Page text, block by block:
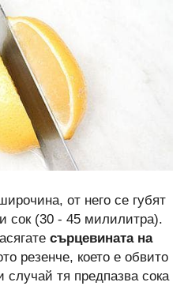
от него се губят
сок (30 - 45 милилитра).
сърцевината на
резенче, което е обвито
случай тя предпазва сока